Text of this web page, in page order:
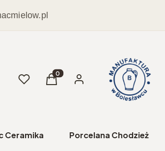
UlubioneProdukty w koszyku: 0. Zobacz
Koszyk Zaloguj się
Ceramika Porcelana Chodzież